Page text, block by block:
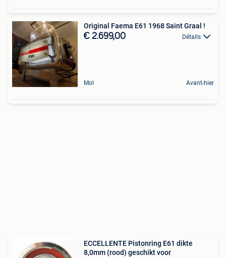
Original Faema E61 1968 Saint Graal !
€ 2.699,00 Détails
Mol Avant-hier
ECCELLENTE Pistonring E61 dikte
8,0mm (rood) geschikt voor